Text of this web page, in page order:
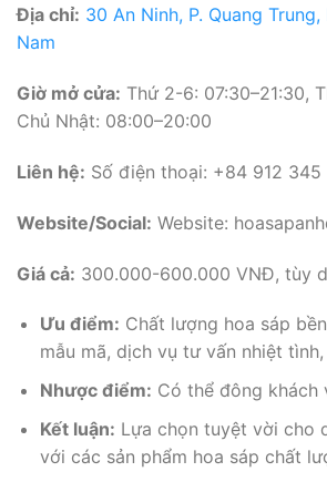
Địa chỉ: 30 An Ninh, P. Quang
Nam
Giờ mở cửa: Thứ 2-6: 07:30–21:30,
Chủ Nhật: 08:00–20:00
Liên hệ: Số điện thoại: +84 912 345
Website/Social: Website:
Giá cả: 300.000-600.000 VNĐ, tùy
Ưu điểm: Chất lượng hoa sáp
mẫu mã, dịch vụ tư vấn nhiệt
Nhược điểm: Có thể đông khách
Kết luận: Lựa chọn tuyệt vời cho
với các sản phẩm hoa sáp chất